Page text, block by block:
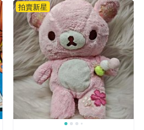
拍賣新星